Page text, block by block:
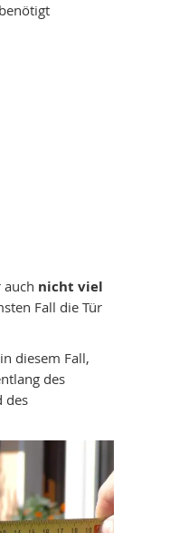
auch nicht viel
Fall die Tür
diesem Fall,
des
des